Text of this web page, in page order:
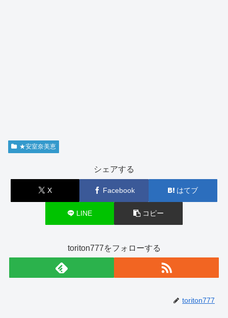
★安室奈美恵
シェアする
X Facebook はてブ
LINE コピー
toriton777をフォローする
toriton777